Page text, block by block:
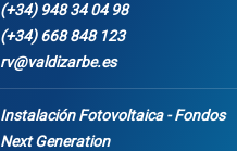
(+34) 948 34 04 98
(+34) 668 848 123
rv@valdizarbe.es
Instalación Fotovoltaica - Fondos
Next Generation